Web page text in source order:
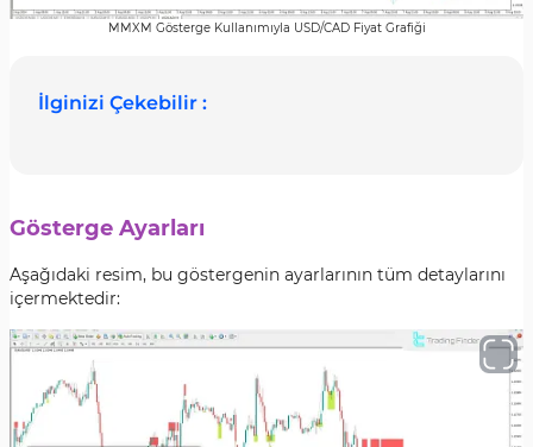
MMXM Gösterge Kullanımıyla USD/CAD Fiyat Grafiği
İlginizi Çekebilir :
Gösterge Ayarları
Aşağıdaki resim, bu göstergenin ayarlarının tüm detaylarını
içermektedir: